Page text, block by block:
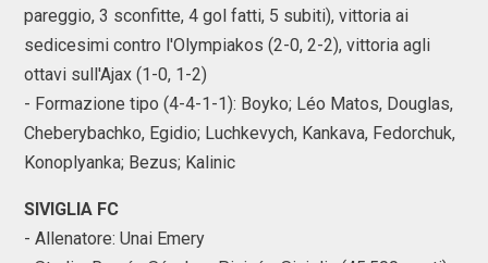
pareggio, 3 sconfitte, 4 gol fatti, 5 subiti), vittoria ai
sedicesimi contro l'Olympiakos (2-0, 2-2), vittoria agli
ottavi sull'Ajax (1-0, 1-2)
- Formazione tipo (4-4-1-1): Boyko; Léo Matos, Douglas,
Cheberybachko, Egidio; Luchkevych, Kankava, Fedorchuk,
Konoplyanka; Bezus; Kalinic
SIVIGLIA FC
- Allenatore: Unai Emery